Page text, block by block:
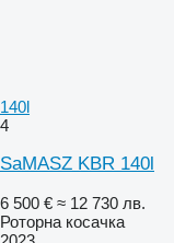
140l
4
SaMASZ KBR 140l
6 500 € ≈ 12 730 лв.
Роторна косачка